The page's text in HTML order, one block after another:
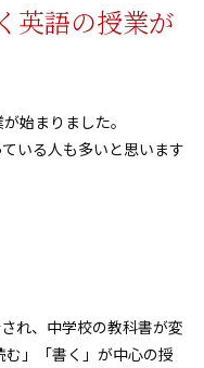
英語の授業が
始まりました。
いる人も多いと思います
れ、中学校の教科書が変
」「書く」が中心の授